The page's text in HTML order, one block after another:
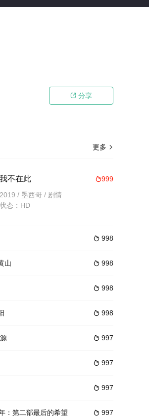
 分享
河三角洲一个小村庄的
更多 
999
我不在此
2019 / 墨西哥 / 剧情
状态：HD
 998
 998
山
 998
 998
 997
 997
 997
 997
：第二部最后的希望